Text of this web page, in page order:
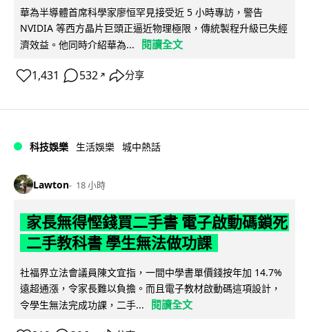
華為半導體首席科學家廖恒罕見接受近 5 小時專訪，警告
NVIDIA 等西方晶片巨頭正逼近物理極限，傳統製程升級已失經
濟效益。他同時介紹華為...
閱讀全文
1,431 532 ↗ 分享
科技娛樂 生活娛樂 城中熱話
Lawton 18 小時
家長無得慳錢買二手書 電子啟動碼鎖死
二手教科書 學生無法做功課
社福界立法會議員陳文宜指，一間中學書單價錢按年加 14.7%
遠超通漲，令家長難以負擔。而且電子教材啟動碼這項設計，
令學生無法完成功課，二手...
閱讀全文